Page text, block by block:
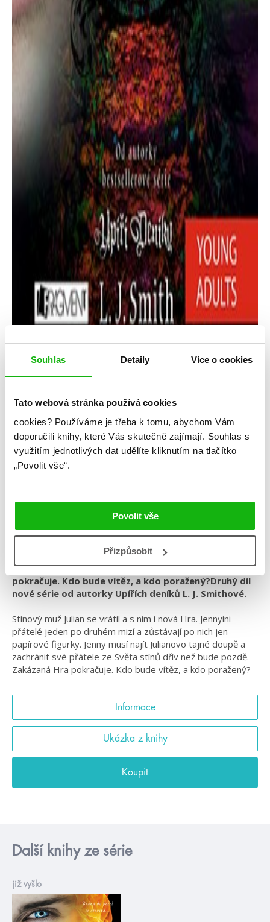
Souhlas Detaily Více o cookies
Tato webová stránka používá cookies
cookies? Používáme je třeba k tomu, abychom Vám
doporučili knihy, které Vás skutečně zajímají. Souhlas s
využitím jednotlivých dat udělíte kliknutím na tlačítko
„Povolit vše“.
Povolit vše
Přizpůsobit
Žánr: Fantasy
Série: Zakázaná hra
Zakázaná Hra – Doupě
#českáobálka #ljsmith #magie #zakázanáhra
Julian je zpátky... a nenechá ji uniknout. Zvrácená Hra
pokračuje. Kdo bude vítěz, a kdo poražený?Druhý díl
nové série od autorky Upířích deníků L. J. Smithové.
Stínový muž Julian se vrátil a s ním i nová Hra. Jennyini
přátelé jeden po druhém mizí a zůstávají po nich jen
papírové figurky. Jenny musí najít Julianovo tajné doupě a
zachránit své přátele ze Světa stínů dřív než bude pozdě.
Zakázaná Hra pokračuje. Kdo bude vítěz, a kdo poražený?
Informace
Ukázka z knihy
Koupit
Další knihy ze série
již vyšlo